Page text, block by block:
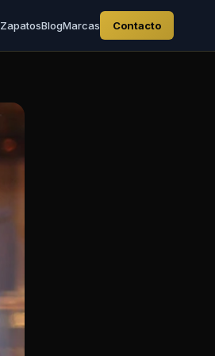
ZapatosBlogMarcas Contacto